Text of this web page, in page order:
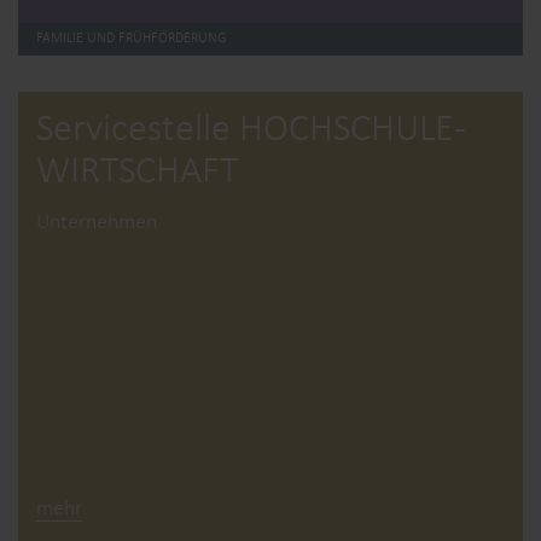
FAMILIE UND FRÜHFÖRDERUNG
Service­stelle HOCHSCHULE­
WIRTSCHAFT
Unternehmen
mehr